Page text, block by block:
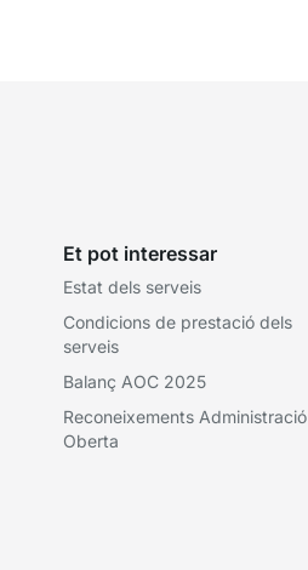
Et pot interessar
Estat dels serveis
Condicions de prestació dels
serveis
Balanç AOC 2025
Reconeixements Administració
Oberta